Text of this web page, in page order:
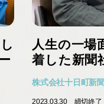
人生の一場
着した新聞
株式会社十日町新
2023.03.30 締切終了